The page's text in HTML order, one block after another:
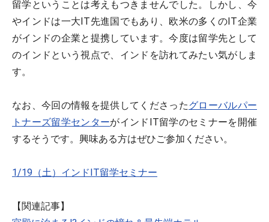
留学ということは考えもつきませんでした。しかし、今
やインドは一大IT先進国でもあり、欧米の多くのIT企業
がインドの企業と提携しています。今度は留学先として
のインドという視点で、インドを訪れてみたい気がしま
す。
なお、今回の情報を提供してくださったグローバルパー
トナーズ留学センターがインドIT留学のセミナーを開催
するそうです。興味ある方はぜひご参加ください。
1/19（土）インドIT留学セミナー
【関連記事】